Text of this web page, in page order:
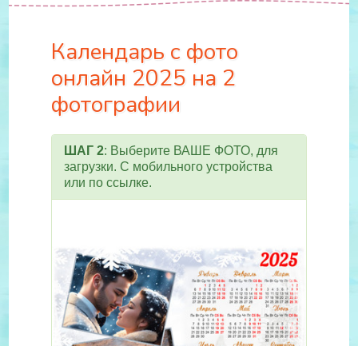
Календарь с фото
онлайн 2025 на 2
фотографии
ШАГ 2: Выберите ВАШЕ ФОТО, для
загрузки. С мобильного устройства
или по ссылке.